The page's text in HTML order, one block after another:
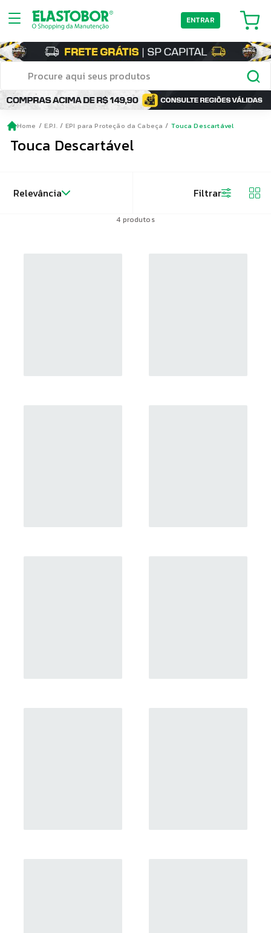
ENTRAR
Home E.P.I. EPI para Proteção da Cabeça Touca Descartável
Touca Descartável
Relevância Filtrar
4 produtos